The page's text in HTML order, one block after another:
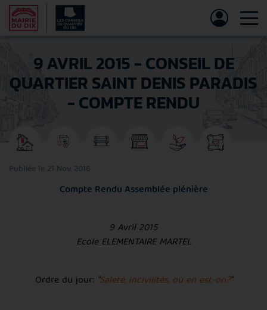
9 AVRIL 2015 - CONSEIL DE
QUARTIER SAINT DENIS PARADIS
- COMPTE RENDU
Publiée le 21 Nov. 2016
Compte Rendu Assemblée plénière
9 Avril 2015
Ecole ELEMENTAIRE MARTEL
Ordre du jour: "Saleté, incivilités, où en est-on?"